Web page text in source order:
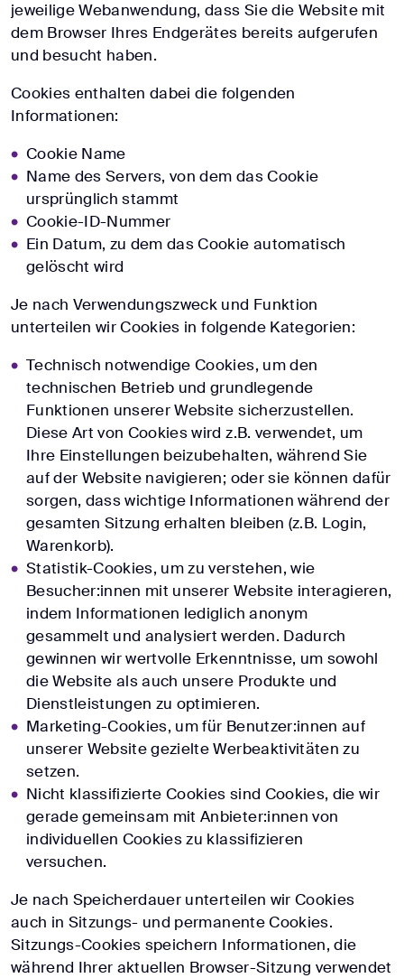
jeweilige Webanwendung, dass Sie die Website mit
dem Browser Ihres Endgerätes bereits aufgerufen
und besucht haben.
Cookies enthalten dabei die folgenden
Informationen:
Cookie Name
Name des Servers, von dem das Cookie
ursprünglich stammt
Cookie-ID-Nummer
Ein Datum, zu dem das Cookie automatisch
gelöscht wird
Je nach Verwendungszweck und Funktion
unterteilen wir Cookies in folgende Kategorien:
Technisch notwendige Cookies, um den
technischen Betrieb und grundlegende
Funktionen unserer Website sicherzustellen.
Diese Art von Cookies wird z.B. verwendet, um
Ihre Einstellungen beizubehalten, während Sie
auf der Website navigieren; oder sie können dafür
sorgen, dass wichtige Informationen während der
gesamten Sitzung erhalten bleiben (z.B. Login,
Warenkorb).
Statistik-Cookies, um zu verstehen, wie
Besucher:innen mit unserer Website interagieren,
indem Informationen lediglich anonym
gesammelt und analysiert werden. Dadurch
gewinnen wir wertvolle Erkenntnisse, um sowohl
die Website als auch unsere Produkte und
Dienstleistungen zu optimieren.
Marketing-Cookies, um für Benutzer:innen auf
unserer Website gezielte Werbeaktivitäten zu
setzen.
Nicht klassifizierte Cookies sind Cookies, die wir
gerade gemeinsam mit Anbieter:innen von
individuellen Cookies zu klassifizieren
versuchen.
Je nach Speicherdauer unterteilen wir Cookies
auch in Sitzungs- und permanente Cookies.
Sitzungs-Cookies speichern Informationen, die
während Ihrer aktuellen Browser-Sitzung verwendet